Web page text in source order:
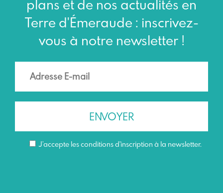
plans et de nos actualités en
Terre d'Émeraude : inscrivez-
vous à notre newsletter !
J’accepte les conditions d'inscription à la newsletter.